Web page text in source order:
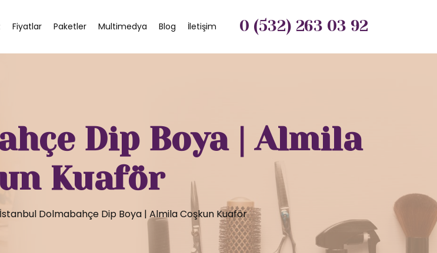
0 (532) 263 03 92
Fiyatlar Paketler Multimedya Blog İletişim
Dip Boya | Almila
Kuaför
İstanbul Dolmabahçe Dip Boya | Almila Coşkun Kuaför